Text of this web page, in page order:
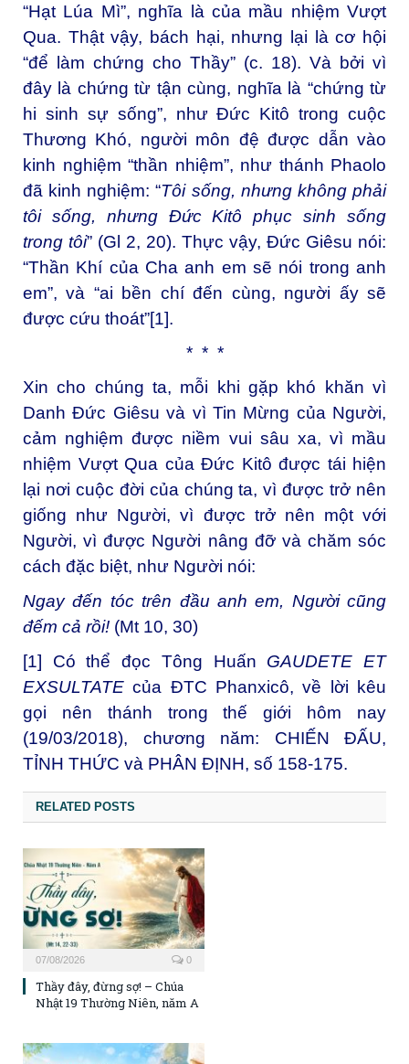
“Hạt Lúa Mì”, nghĩa là của mầu nhiệm Vượt
Qua. Thật vậy, bách hại, nhưng lại là cơ hội
“để làm chứng cho Thầy” (c. 18). Và bởi vì
đây là chứng từ tận cùng, nghĩa là “chứng từ
hi sinh sự sống”, như Đức Kitô trong cuộc
Thương Khó, người môn đệ được dẫn vào
kinh nghiệm “thần nhiệm”, như thánh Phaolo
đã kinh nghiệm: “Tôi sống, nhưng không phải
tôi sống, nhưng Đức Kitô phục sinh sống
trong tôi” (Gl 2, 20). Thực vậy, Đức Giêsu nói:
“Thần Khí của Cha anh em sẽ nói trong anh
em”, và “ai bền chí đến cùng, người ấy sẽ
được cứu thoát”[1].
* * *
Xin cho chúng ta, mỗi khi gặp khó khăn vì
Danh Đức Giêsu và vì Tin Mừng của Người,
cảm nghiệm được niềm vui sâu xa, vì mầu
nhiệm Vượt Qua của Đức Kitô được tái hiện
lại nơi cuộc đời của chúng ta, vì được trở nên
giống như Người, vì được trở nên một với
Người, vì được Người nâng đỡ và chăm sóc
cách đặc biệt, như Người nói:
Ngay đến tóc trên đầu anh em, Người cũng
đếm cả rồi! (Mt 10, 30)
[1] Có thể đọc Tông Huấn GAUDETE ET
EXSULTATE của ĐTC Phanxicô, về lời kêu
gọi nên thánh trong thế giới hôm nay
(19/03/2018), chương năm: CHIẾN ĐẤU,
TỈNH THỨC và PHÂN ĐỊNH, số 158-175.
RELATED POSTS
07/08/2026 0
Thầy đây, đừng sợ! – Chúa
Nhật 19 Thường Niên, năm A